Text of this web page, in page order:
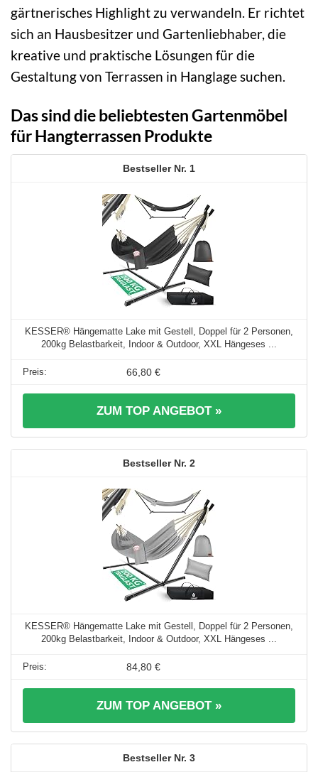
gärtnerisches Highlight zu verwandeln. Er richtet
sich an Hausbesitzer und Gartenliebhaber, die
kreative und praktische Lösungen für die
Gestaltung von Terrassen in Hanglage suchen.
Das sind die beliebtesten Gartenmöbel
für Hangterrassen Produkte
1
KESSER® Hängematte Lake mit Gestell, Doppel für 2 Personen,
200kg Belastbarkeit, Indoor & Outdoor, XXL Hängeses ...
66,80 €
ZUM TOP ANGEBOT »
2
KESSER® Hängematte Lake mit Gestell, Doppel für 2 Personen,
200kg Belastbarkeit, Indoor & Outdoor, XXL Hängeses ...
84,80 €
ZUM TOP ANGEBOT »
3